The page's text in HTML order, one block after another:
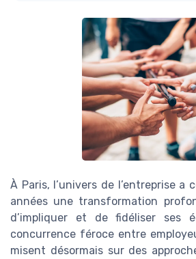
À Paris, l’univers de l’entreprise a
années une transformation
d’impliquer et de fidéliser ses
concurrence féroce entre
misent désormais sur des